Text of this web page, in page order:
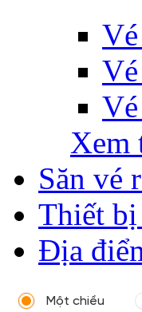
Xem
Săn vé
Thiết
Địa